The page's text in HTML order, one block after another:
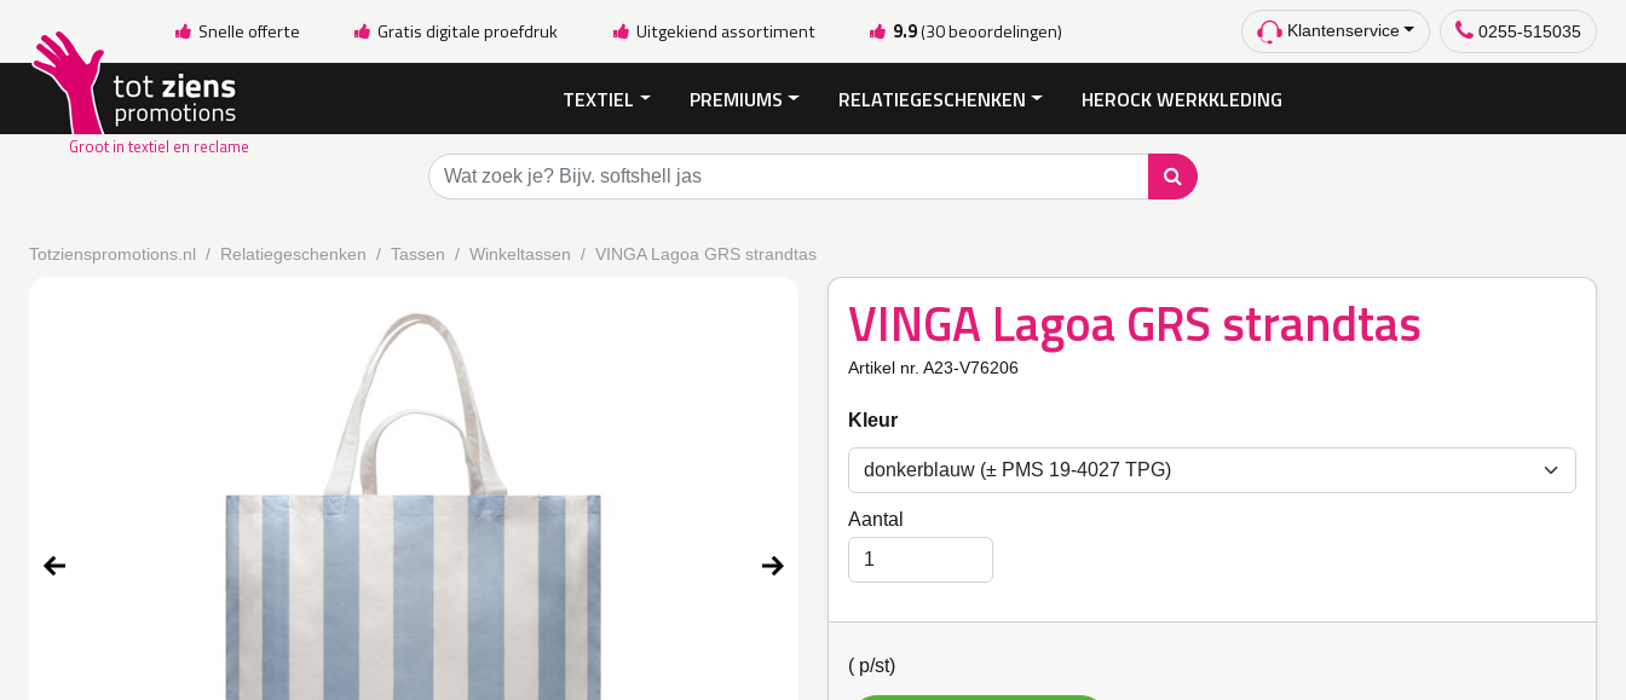
Snelle offerte Gratis digitale proefdruk Uitgekiend assortiment 9.9(30 beoordelingen) Klantenservice 0255-515035
Groot in textiel en reclame
TEXTIEL PREMIUMS RELATIEGESCHENKEN HEROCK WERKKLEDING
Totzienspromotions.nl Relatiegeschenken Tassen Winkeltassen VINGA Lagoa GRS strandtas
VINGA Lagoa GRS strandtas
Artikel nr. A23-V76206
Kleur
Aantal
( p/st)